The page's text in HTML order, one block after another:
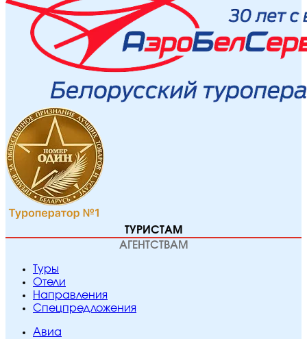
ТУРИСТАМ
АГЕНТСТВАМ
Туры
Отели
Направления
Спецпредложения
Авиа